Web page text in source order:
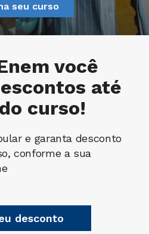
seu curso
você
até
curso!
e garanta desconto
conforme a sua
desconto